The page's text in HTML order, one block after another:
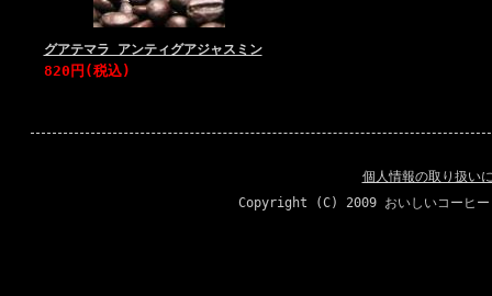
グアテマラ アンティグアジャスミン
820円(税込)
個人情報の取り扱い
Copyright (C) 2009 おいしいコー